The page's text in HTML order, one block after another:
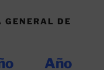
GENERAL DE
Año